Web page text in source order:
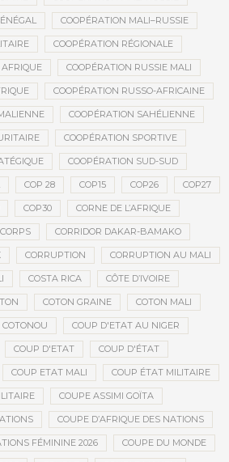
COOPÉRATION MALI–RUSSIE
COOPÉRATION RÉGIONALE
COOPÉRATION RUSSIE MALI
COOPÉRATION RUSSO-AFRICAINE
COOPÉRATION SAHÉLIENNE
COOPÉRATION SPORTIVE
COOPÉRATION SUD-SUD
COP 28 COP15 COP26 COP27
COP30 CORNE DE L’AFRIQUE
CORPS CORRIDOR DAKAR-BAMAKO
CORRUPTION CORRUPTION AU MALI
COSTA RICA CÔTE D’IVOIRE
COTON GRAINE COTON MALI
COTONOU COUP D'ETAT AU NIGER
COUP D'ETAT COUP D'ÉTAT
COUP ETAT MALI COUP ÉTAT MILITAIRE
COUPE ASSIMI GOÏTA
COUPE D’AFRIQUE DES NATIONS
FÉMININE 2026 COUPE DU MONDE